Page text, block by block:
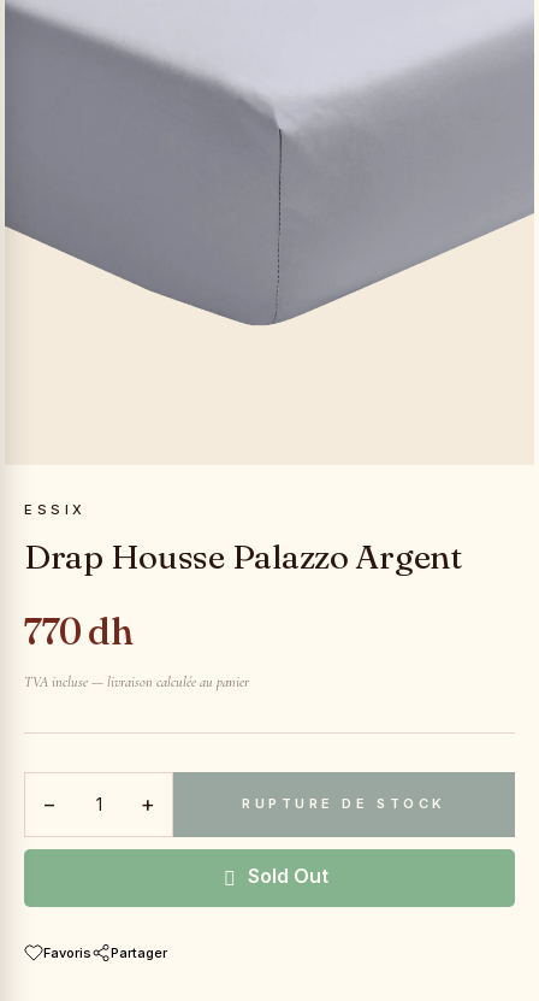
ESSIX
Drap Housse Palazzo Argent
770 dh
TVA incluse — livraison calculée au panier
− + RUPTURE DE STOCK
Sold Out
Favoris Partager